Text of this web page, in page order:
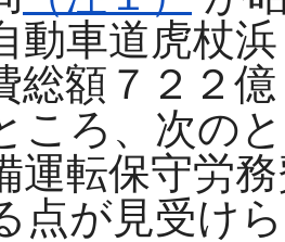
動車道虎杖
総額７２２
ころ、次の
運転保守労
点が見受け